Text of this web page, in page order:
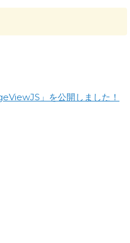
」を公開しました！